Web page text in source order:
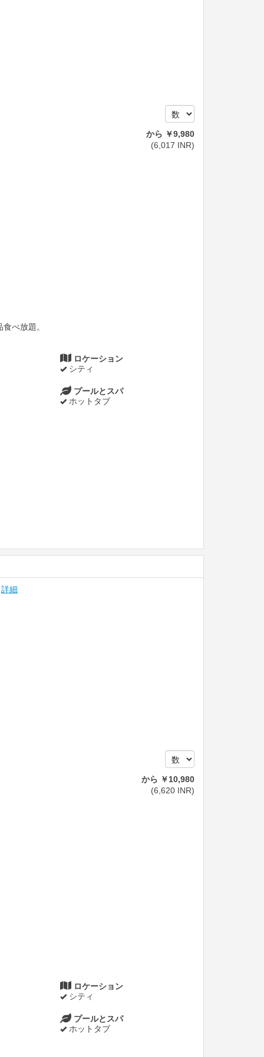
から ￥9,980
(6,017 INR)
べ放題。
ロケーション
シティ
プールとスパ
ホットタブ
詳細
から ￥10,980
(6,620 INR)
ロケーション
シティ
プールとスパ
ホットタブ